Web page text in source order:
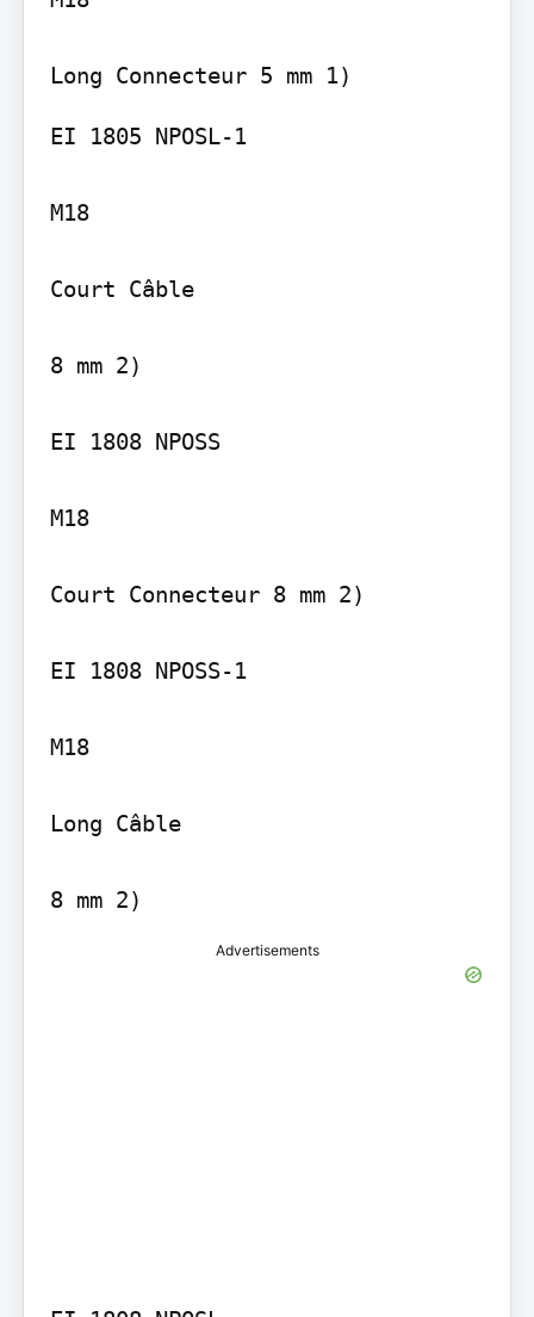
EI 1805 NPOSL-1
M18
Court Câble
8 mm 2)
EI 1808 NPOSS
M18
Court Connecteur 8 mm 2)
EI 1808 NPOSS-1
M18
Long Câble
8 mm 2)
Advertisements